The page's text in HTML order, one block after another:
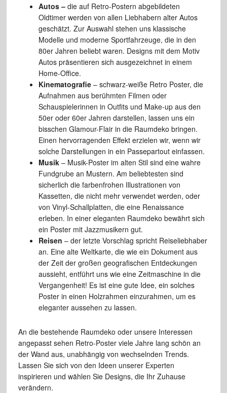
Autos –die auf Retro-Postern abgebildeten
Oldtimer werden von allen Liebhabern alter Autos
geschätzt. Zur Auswahl stehen uns klassische
Modelle und moderne Sportfahrzeuge, die in den
80er Jahren beliebt waren. Designs mit dem Motiv
Autos präsentieren sich ausgezeichnet in einem
Home-Office.
Kinematografie– schwarz-weiße Retro Poster, die
Aufnahmen aus berühmten Filmen oder
Schauspielerinnen in Outfits und Make-up aus den
50er oder 60er Jahren darstellen, lassen uns ein
bisschen Glamour-Flair in die Raumdeko bringen.
Einen hervorragenden Effekt erzielen wir, wenn wir
solche Darstellungen in ein Passepartout einfassen.
Musik– Musik-Poster im alten Stil sind eine wahre
Fundgrube an Mustern. Am beliebtesten sind
sicherlich die farbenfrohen Illustrationen von
Kassetten, die nicht mehr verwendet werden, oder
von Vinyl-Schallplatten, die eine Renaissance
erleben. In einer eleganten Raumdeko bewährt sich
ein Poster mit Jazzmusikern gut.
Reisen – der letzte Vorschlag spricht Reiseliebhaber
an. Eine alte Weltkarte, die wie ein Dokument aus
der Zeit der großen geografischen Entdeckungen
aussieht, entführt uns wie eine Zeitmaschine in die
Vergangenheit! Es ist eine gute Idee, ein solches
Poster in einen Holzrahmen einzurahmen, um es
eleganter aussehen zu lassen.
An die bestehende Raumdeko oder unsere Interessen
angepasst sehen Retro-Poster viele Jahre lang schön an
der Wand aus, unabhängig von wechselnden Trends.
Lassen Sie sich von den Ideen unserer Experten
inspirieren und wählen Sie Designs, die Ihr Zuhause
verändern.